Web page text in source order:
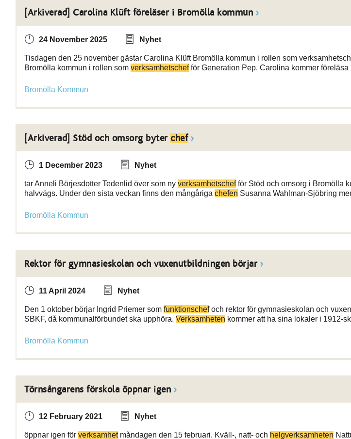
[Arkiverad] Carolina Klüft föreläser i Bromölla kommun
24 November 2025 Nyhet
Tisdagen den 25 november gästar Carolina Klüft Bromölla kommun i rollen som
Bromölla kommun i rollen som verksamhetschefför Generation Pep. Carolina kommer föreläsa
Bromölla Kommun
[Arkiverad] Stöd och omsorg byter chef
1 December 2023 Nyhet
tar Anneli Börjesdotter Tedenlid över som ny verksamhetschefför Stöd och omsorg i Bromölla
halvvägs. Under den sista veckan finns den mångåriga chefen Susanna Wahlman-Sjöbring
Bromölla Kommun
Rektor för gymnasieskolan och vuxenutbildningen börjar
11 April 2024 Nyhet
Den 1 oktober börjar Ingrid Priemer som funktionschefoch rektor för gymnasieskolan och
SBKF, då kommunalförbundet ska upphöra. Verksamheten kommer att ha sina lokaler i 1912-
Bromölla Kommun
Törnsångarens förskola öppnar igen
12 February 2021 Nyhet
öppnar igen för verksamhetmåndagen den 15 februari. Kväll-, natt- och helgverksamheten